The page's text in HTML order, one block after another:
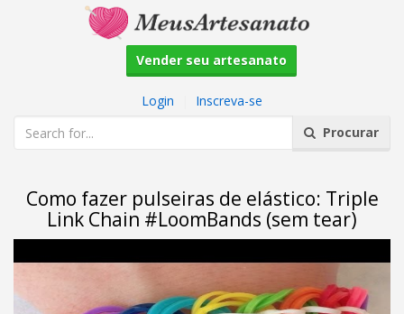
Vender seu artesanato
Login
Inscreva-se
Procurar
Como fazer pulseiras de elástico: Triple
Link Chain #LoomBands (sem tear)